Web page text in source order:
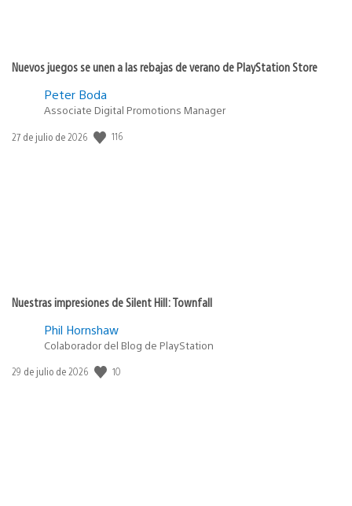
Nuevos juegos se unen a las rebajas de verano de PlayStation Store
Peter Boda
Associate Digital Promotions Manager
Fecha
27 de julio de 2026 116
Nuestras impresiones de Silent Hill: Townfall
Phil Hornshaw
Colaborador del Blog de PlayStation
Fecha
29 de julio de 2026 10